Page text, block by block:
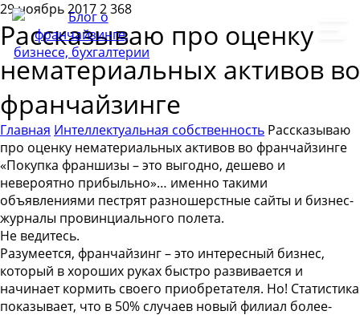
29 ноябрь 20172 368
Рассказываю про оценку
нематериальных активов во
франчайзинге
Главная Интеллектуальная собственность Рассказываю
про оценку нематериальных активов во франчайзинге
«Покупка франшизы – это выгодно, дешево и
невероятно прибыльно»… именно такими
объявлениями пестрят разношерстные сайты и бизнес-
журналы провинциального полета.
Не ведитесь.
Разумеется, франчайзинг – это интересный бизнес,
который в хороших руках быстро развивается и
начинает кормить своего приобретателя. Но! Статистика
показывает, что в 50% случаев новый филиал более-